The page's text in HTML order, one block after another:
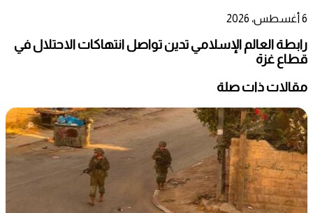
6 أغسطس، 2026
رابطة العالم الإسلامي تدين تواصل انتهاكات الاحتلال في
قطاع غزة
مقالات ذات صلة